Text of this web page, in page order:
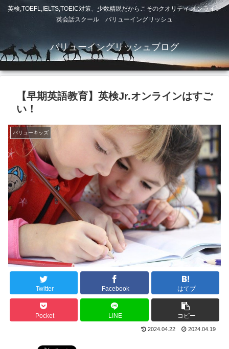
英検,TOEFL,IELTS,TOEIC対策、少数精鋭だからこそのクオリティ オンライン
英会話スクール バリューイングリッシュ
バリューイングリッシュブログ
【早期英語教育】英検Jr.オンラインはすご
い！
バリューキッズ
Twitter Facebook はてブ
Pocket LINE コピー
2024.04.22 2024.04.19